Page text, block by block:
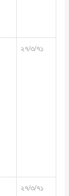
২৭/৩/৭১
২৭/৩/৭১